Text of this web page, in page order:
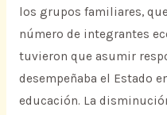
los grupos familiares,
número de integrantes
tuvieron que asumir
desempeñaba el Estado
educación. La